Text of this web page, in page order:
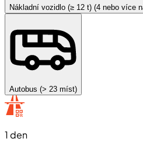
Nákladní vozidlo (≥ 12 t) (4 nebo více
Autobus (> 23 míst)
1 den